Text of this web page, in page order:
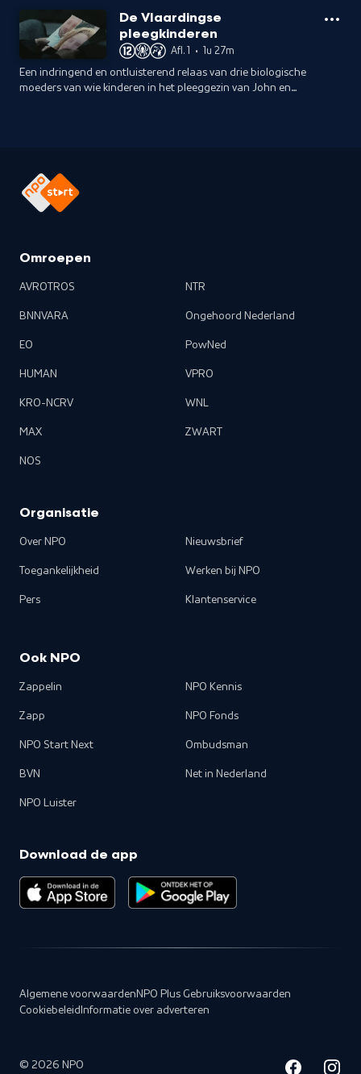
De Vlaardingse
pleegkinderen
Afl. 1 • 1u 27m
Een indringend en ontluisterend relaas van drie biologische
moeders van wie kinderen in het pleeggezin van John en
Omroepen
AVROTROS
BNNVARA
EO
HUMAN
KRO-NCRV
MAX
NOS
NTR
Ongehoord Nederland
PowNed
VPRO
WNL
ZWART
Organisatie
Over NPO
Toegankelijkheid
Pers
Nieuwsbrief
Werken bij NPO
Klantenservice
Ook NPO
Zappelin
Zapp
NPO Start Next
BVN
NPO Luister
NPO Kennis
NPO Fonds
Ombudsman
Net in Nederland
Download de app
Algemene voorwaarden NPO Plus Gebruiksvoorwaarden
Cookiebeleid Informatie over adverteren
© 2026 NPO